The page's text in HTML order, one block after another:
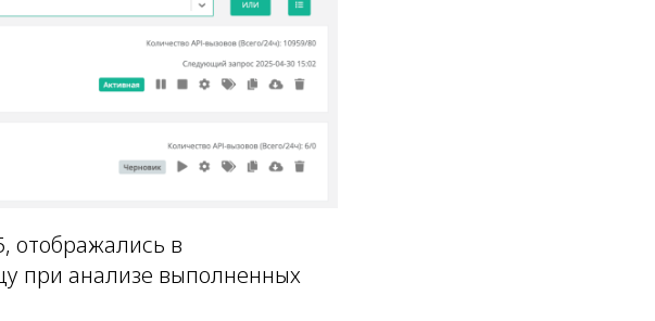
отображались в
при анализе выполненных